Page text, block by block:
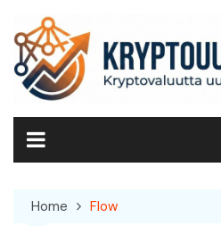
content
Home Flow